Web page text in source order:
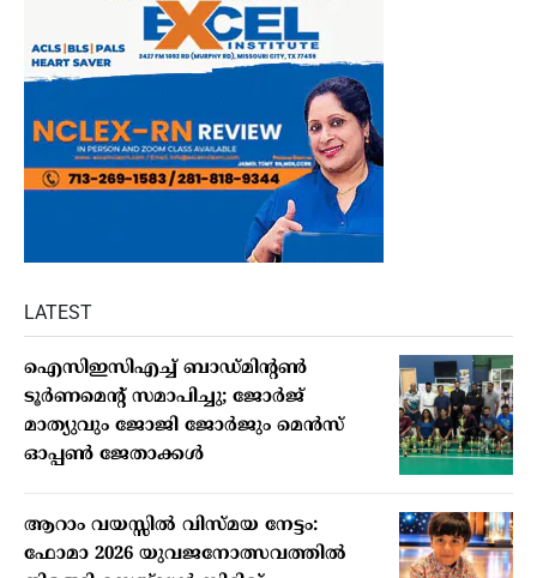
LATEST
ഐസിഇസിഎച്ച് ബാഡ്മിന്റണ്‍
ടൂര്‍ണമെന്റ് സമാപിച്ചു; ജോര്‍ജ്
മാത്യുവും ജോജി ജോര്‍ജും മെന്‍സ്
ഓപ്പണ്‍ ജേതാക്കള്‍
ആറാം വയസ്സില്‍ വിസ്മയ നേട്ടം:
ഫോമാ 2026 യുവജനോത്സവത്തില്‍